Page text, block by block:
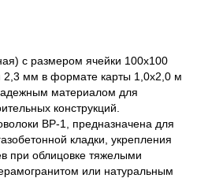
с размером ячейки 100x100
мм в формате карты 1,0x2,0 м
материалом для
конструкций.
ВР-1, предназначена для
кладки, укрепления
при облицовке тяжелыми
или натуральным